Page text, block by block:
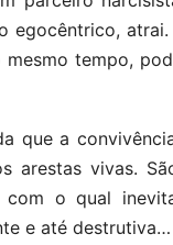
egocêntrico,
tempo,
que a
arestas vivas.
o qual
e até destrutiva…